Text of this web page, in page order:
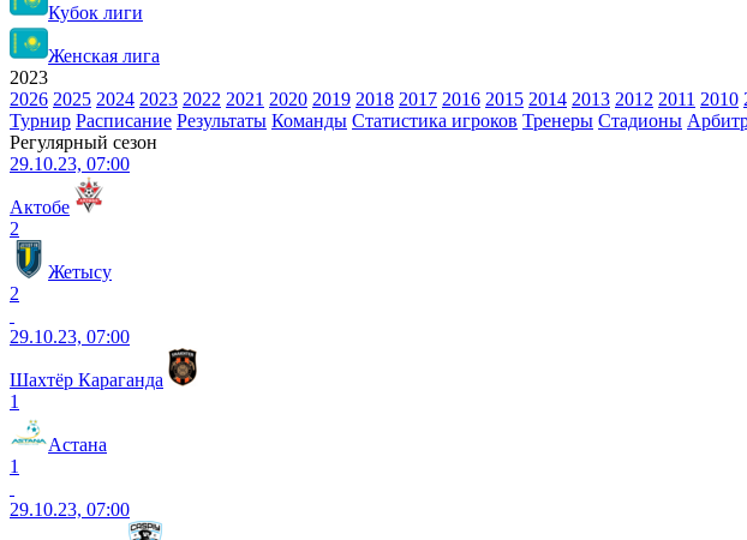
Кубок лиги
Женская лига
2023
2026 2025 2024 2023 2022 2021 2020 2019 2018 2017 2016 2015 2014 2013 2012 2011 2010
Турнир Расписание Результаты Команды Статистика игроков Тренеры Стадионы
Регулярный сезон
29.10.23, 07:00
Актобе
2
Жетысу
2
29.10.23, 07:00
Шахтёр Караганда
1
Астана
1
29.10.23, 07:00